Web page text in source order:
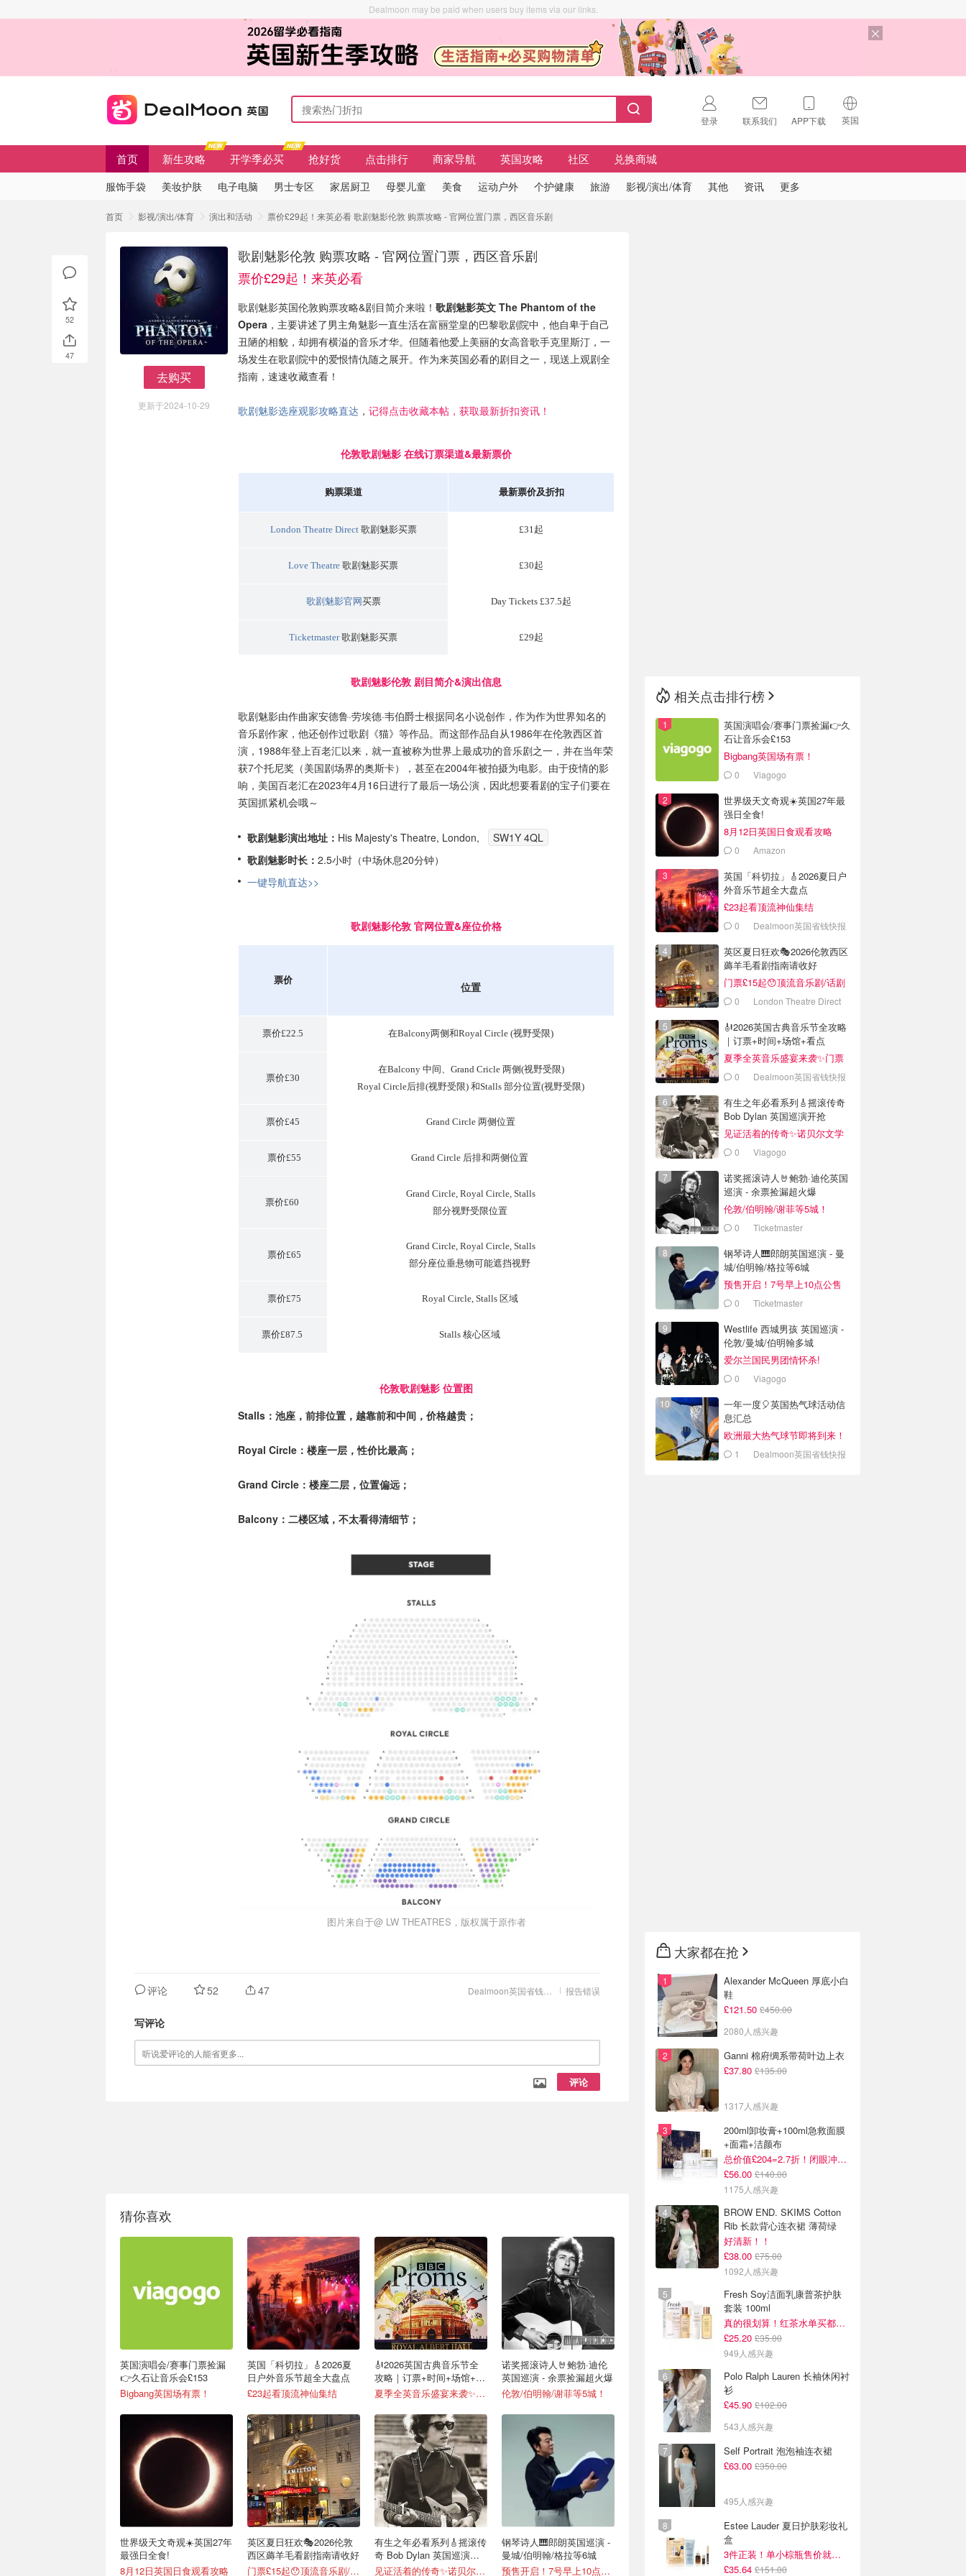
Dealmoon may be paid when users buy items via our links.
登录 联系我们 APP下载 英国
🇺🇸
🇨🇳
中国
首页 新生攻略 开学季必买 抢好货 点击排行 商家导航 英国攻略 社区 兑换商城
服饰手袋 美妆护肤 电子电脑 男士专区 家居厨卫 母婴儿童 美食 运动户外 个护健康 旅游 影视/演出/体育 其他 资讯 更多
首页 影视/演出/体育 演出和活动 票价£29起！来英必看 歌剧魅影伦敦 购票攻略 - 官网位置门票，西区音乐剧
去购买
更新于2024-10-29
歌剧魅影伦敦 购票攻略 - 官网位置门票，西区音乐剧
票价£29起！来英必看
歌剧魅影英国伦敦购票攻略&剧目简介来啦！ 歌剧魅影英文 The Phantom of the
Opera ，主要讲述了男主角魅影一直生活在富丽堂皇的巴黎歌剧院中，他自卑于自己
丑陋的相貌，却拥有横溢的音乐才华。但随着他爱上美丽的女高音歌手克里斯汀，一
场发生在歌剧院中的爱恨情仇随之展开。作为来英国必看的剧目之一，现送上观剧全
指南，速速收藏查看！
歌剧魅影选座观影攻略直达 ， 记得点击收藏本帖，获取最新折扣资讯！
伦敦歌剧魅影 在线订票渠道&最新票价
购票渠道 最新票价及折扣
London Theatre Direct歌剧魅影买票 £31起
Love Theatre 歌剧魅影买票 £30起
歌剧魅影官网买票 Day Tickets £37.5起
Ticketmaster歌剧魅影买票 £29起
歌剧魅影伦敦 剧目简介&演出信息
歌剧魅影由作曲家安德鲁·劳埃德·韦伯爵士根据同名小说创作，作为作为世界知名的
音乐剧作家，他还创作过歌剧《猫》等作品。而这部作品自从1986年在伦敦西区首
演，1988年登上百老汇以来，就一直被称为世界上最成功的音乐剧之一，并在当年荣
获7个托尼奖（美国剧场界的奥斯卡），甚至在2004年被拍摄为电影。由于疫情的影
响，美国百老汇在2023年4月16日进行了最后一场公演，因此想要看剧的宝子们要在
英国抓紧机会哦～
歌剧魅影演出地址： His Majesty's Theatre, London,
SW1Y 4QL
歌剧魅影时长： 2.5小时（中场休息20分钟）
一键导航直达>>
歌剧魅影伦敦 官网位置&座位价格
票价
位置
票价£22.5 在Balcony两侧和Royal Circle (视野受限)
票价£30
在Balcony 中间、Grand Cricle 两侧(视野受限)
Royal Circle后排(视野受限) 和Stalls 部分位置(视野受限)
票价£45 Grand Circle 两侧位置
票价£55 Grand Circle 后排和两侧位置
票价£60
Grand Circle, Royal Circle, Stalls
部分视野受限位置
票价£65
Grand Circle, Royal Circle, Stalls
部分座位垂悬物可能遮挡视野
票价£75 Royal Circle, Stalls 区域
票价£87.5 Stalls 核心区域
伦敦歌剧魅影 位置图
Stalls：池座，前排位置，越靠前和中间，价格越贵；
Royal Circle：楼座一层，性价比最高；
Grand Circle：楼座二层，位置偏远；
Balcony：二楼区域，不太看得清细节；
图片来自于@ LW THEATRES，版权属于原作者
报告错误
评论 52 47
写评论
评论
猜你喜欢
英国演唱会/赛事门票捡漏
👉久石让音乐会£153
Bigbang英国场有票！
世界级天文奇观☀️英国27年
最强日全食!
8月12日英国日食观看攻略
英国「科切拉」🎸2026夏
日户外音乐节超全大盘点
£23起看顶流神仙集结
英区夏日狂欢🎭2026伦敦
西区薅羊毛看剧指南请收好
门票£15起😯顶流音乐剧/话剧低至3折
🎻2026英国古典音乐节全
攻略｜订票+时间+场馆+看
点
夏季全英音乐盛宴来袭✨门票 £8 起
有生之年必看系列🎸摇滚传
奇 Bob Dylan 英国巡演开
抢
见证活着的传奇✨诺贝尔文学奖得主、民谣摇滚教父
诺奖摇滚诗人🤘鲍勃·迪伦
英国巡演 - 余票捡漏超火爆
伦敦/伯明翰/谢菲等5城！
钢琴诗人🎹郎朗英国巡演 -
曼城/伯明翰/格拉等6城
预售开启！7号早上10点公售
52
47
相关点击排行榜
英国演唱会/赛事门票捡漏👉久
石让音乐会£153
Bigbang英国场有票！
0 Viagogo
世界级天文奇观☀️英国27年最
强日全食!
8月12日英国日食观看攻略
0 Amazon
英国「科切拉」🎸2026夏日户
外音乐节超全大盘点
£23起看顶流神仙集结
0 Dealmoon英国省钱快报
英区夏日狂欢🎭2026伦敦西区
薅羊毛看剧指南请收好
门票£15起😯顶流音乐剧/话剧
低至3折
0 London Theatre Direct
🎻2026英国古典音乐节全攻略
｜订票+时间+场馆+看点
夏季全英音乐盛宴来袭✨门票
£8 起
0 Dealmoon英国省钱快报
有生之年必看系列🎸摇滚传奇
Bob Dylan 英国巡演开抢
见证活着的传奇✨诺贝尔文学
奖得主、民谣摇滚教父
0 Viagogo
诺奖摇滚诗人🤘鲍勃·迪伦英国
巡演 - 余票捡漏超火爆
伦敦/伯明翰/谢菲等5城！
0 Ticketmaster
钢琴诗人🎹郎朗英国巡演 - 曼
城/伯明翰/格拉等6城
预售开启！7号早上10点公售
0 Ticketmaster
Westlife 西城男孩 英国巡演 -
伦敦/曼城/伯明翰多城
爱尔兰国民男团情怀杀!
0 Viagogo
一年一度🎈英国热气球活动信
息汇总
欧洲最大热气球节即将到来！
1 Dealmoon英国省钱快报
大家都在抢
Alexander McQueen 厚底小白
鞋
£121.50 £450.00
2080人感兴趣
Ganni 棉府绸系带荷叶边上衣
£37.80 £135.00
1317人感兴趣
200ml卸妆膏+100ml急救面膜
+面霜+洁颜布
总价值£204=2.7折！闭眼冲这套！
£56.00 £140.00
1175人感兴趣
BROW END. SKIMS Cotton
Rib 长款背心连衣裙 薄荷绿
好清新！！
£38.00 £75.00
1092人感兴趣
Fresh Soy洁面乳康普茶护肤
套装 100ml
真的很划算！红茶水单买都要£35！
£25.20 £35.00
949人感兴趣
Polo Ralph Lauren 长袖休闲衬
衫
£45.90 £102.00
543人感兴趣
Self Portrait 泡泡袖连衣裙
£63.00 £350.00
495人感兴趣
Estee Lauder 夏日护肤彩妆礼
盒
3件正装！单小棕瓶售价就要£65！
£35.64 £151.00